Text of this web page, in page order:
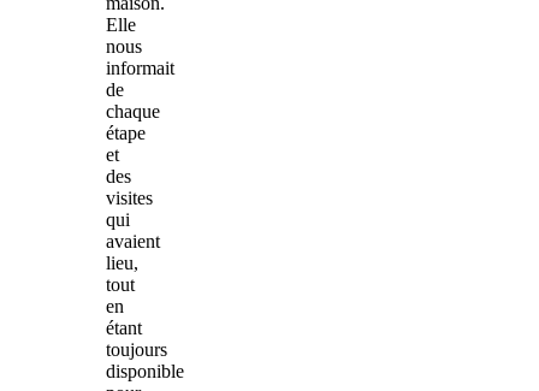
Elle
nous
informait
de
chaque
étape
et
des
visites
qui
avaient
lieu,
tout
en
étant
toujours
disponible